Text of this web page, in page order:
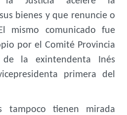
bienes y que renuncie o
mismo comunicado fue
por el Comité Provincia
de la exintendenta Inés
primera del
tampoco tienen mirada